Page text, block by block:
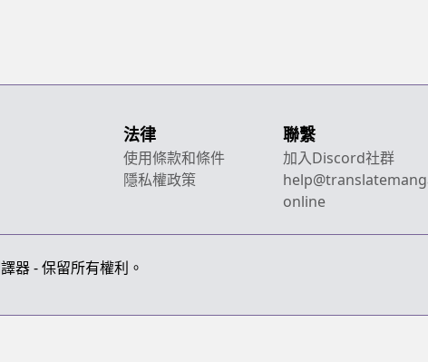
法律
使用條款和條件
隱私權政策
聯繫
加入Discord社群
online
器 - 保留所有權利。